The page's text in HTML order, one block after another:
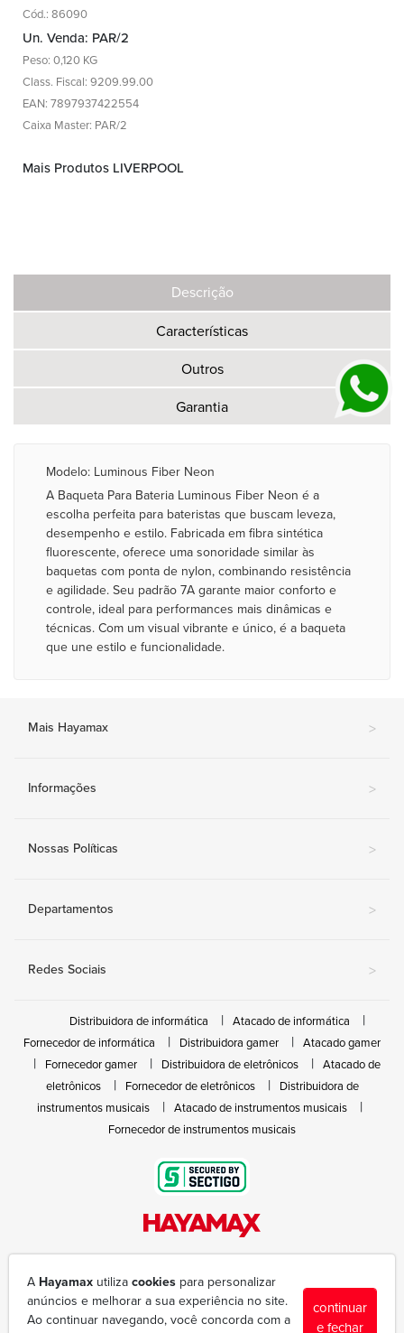
Cód.: 86090
Un. Venda: PAR/2
Peso: 0,120 KG
Class. Fiscal: 9209.99.00
EAN: 7897937422554
Caixa Master: PAR/2
Mais Produtos LIVERPOOL
Descrição
Características
Outros
Garantia
Modelo: Luminous Fiber Neon
A Baqueta Para Bateria Luminous Fiber Neon é a
escolha perfeita para bateristas que buscam leveza,
desempenho e estilo. Fabricada em fibra sintética
fluorescente, oferece uma sonoridade similar às
baquetas com ponta de nylon, combinando resistência
e agilidade. Seu padrão 7A garante maior conforto e
controle, ideal para performances mais dinâmicas e
técnicas. Com um visual vibrante e único, é a baqueta
que une estilo e funcionalidade.
Mais Hayamax >
Informações >
Nossas Políticas >
Departamentos >
Redes Sociais >
Distribuidora de informática
Atacado de informática
Fornecedor de informática
Distribuidora gamer
Atacado gamer
Fornecedor gamer
Distribuidora de eletrônicos
Atacado de
eletrônicos
Fornecedor de eletrônicos
Distribuidora de
instrumentos musicais
Atacado de instrumentos musicais
Fornecedor de instrumentos musicais
(43) 3377-6600
hayamax@hayamax.com.br
Segunda à sexta das 8:00 às 18:00
A Hayamax utiliza cookies para personalizar
anúncios e melhorar a sua experiência no site.
Ao continuar navegando, você concorda com a
continuar
e fechar